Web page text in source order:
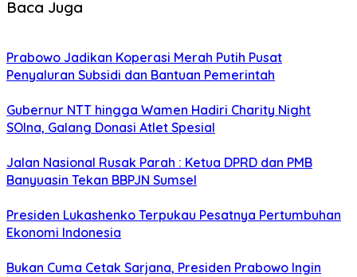
Baca Juga
Prabowo Jadikan Koperasi Merah Putih Pusat
Penyaluran Subsidi dan Bantuan Pemerintah
Gubernur NTT hingga Wamen Hadiri Charity Night
SOIna, Galang Donasi Atlet Spesial
Jalan Nasional Rusak Parah : Ketua DPRD dan PMB
Banyuasin Tekan BBPJN Sumsel
Presiden Lukashenko Terpukau Pesatnya Pertumbuhan
Ekonomi Indonesia
Bukan Cuma Cetak Sarjana, Presiden Prabowo Ingin